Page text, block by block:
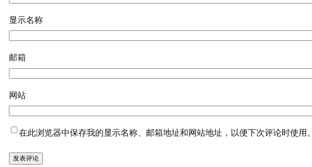
显示名称
邮箱
网站
在此浏览器中保存我的显示名称、邮箱地址和网站地址，以便下次评论时使用。